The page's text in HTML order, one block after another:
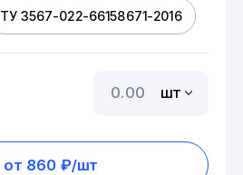
ТУ 3567-022-66158671-2016
шт
от 860 ₽/шт